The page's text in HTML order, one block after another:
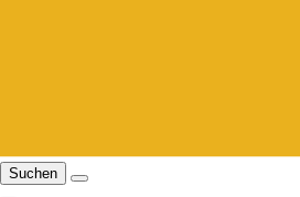
Suchen